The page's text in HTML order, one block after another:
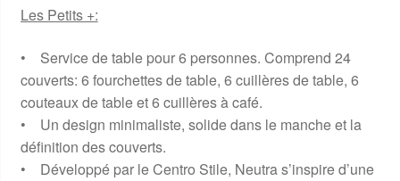
Les Petits +:
• Service de table pour 6 personnes. Comprend 24
couverts: 6 fourchettes de table, 6 cuillères de table, 6
couteaux de table et 6 cuillères à café.
• Un design minimaliste, solide dans le manche et la
définition des couverts.
• Développé par le Centro Stile, Neutra s’inspire d’une